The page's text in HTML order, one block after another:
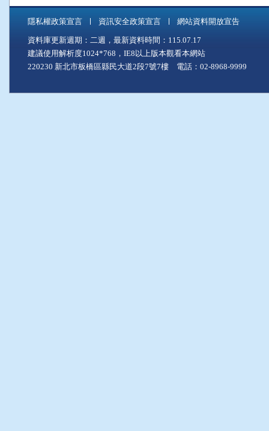
隱私權政策宣言 資訊安全政策宣言 網站資料開放宣告
資料庫更新週期：二週，最新資料時間：115.07.17
建議使用解析度1024*768，IE8以上版本觀看本網站
220230 新北市板橋區縣民大道2段7號7樓 電話：02-8968-9999